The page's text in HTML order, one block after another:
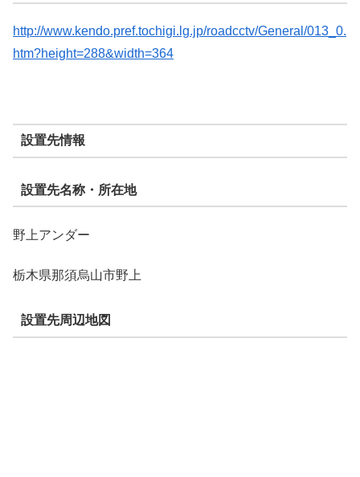
http://www.kendo.pref.tochigi.lg.jp/roadcctv/General/013_0.
htm?height=288&width=364
設置先情報
設置先名称・所在地
野上アンダー
栃木県那須烏山市野上
設置先周辺地図